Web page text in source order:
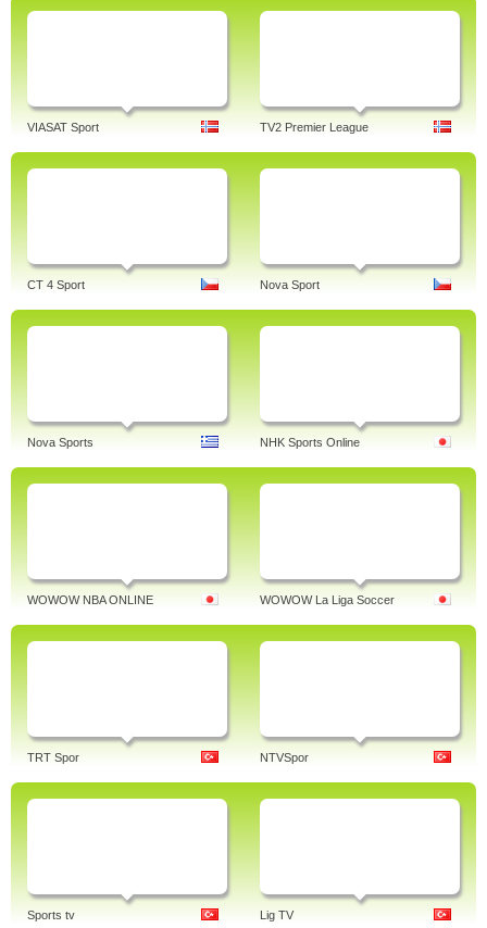
VIASAT Sport TV2 Premier League
CT 4 Sport Nova Sport
Nova Sports NHK Sports Online
WOWOW NBA ONLINE WOWOW La Liga Soccer
TRT Spor NTVSpor
Sports tv Lig TV